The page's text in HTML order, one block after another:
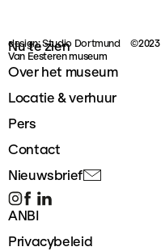
Nu te zien
Over het museum
Locatie & verhuur
Pers
Contact
Nieuwsbrief
ANBI
Privacybeleid
design: Studio Dortmund
©2023
Van Eesteren museum